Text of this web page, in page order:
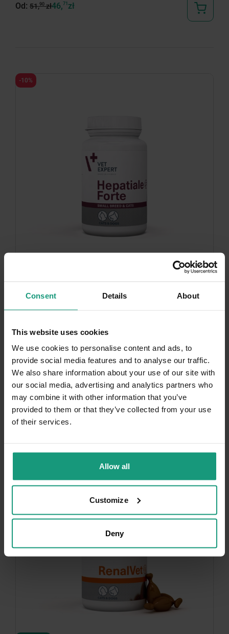
Consent Details About
This website uses cookies
We use cookies to personalise content and ads, to
provide social media features and to analyse our traffic.
We also share information about your use of our site with
our social media, advertising and analytics partners who
may combine it with other information that you’ve
provided to them or that they’ve collected from your use
of their services.
Allow all
Customize
Deny
Od: 51,90zł46,71 zł
wątroby...
4.9 (208)
55,
-10%
-10%